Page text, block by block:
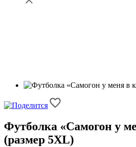
Футболка «Самогон у
(размер 5XL)